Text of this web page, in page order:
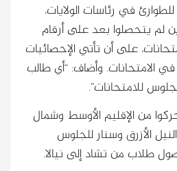
تجهيز 8 مراكز للطوارئ في رئاسات الولايات،
لم يتحصلوا بعد على أرقام
على أن تأتي الإحصائيات
الامتحانات. وأضاف: “أي طالب
للامتحانات”.
من الإقليم الأوسط وشمال
الأزرق وسنار للجلوس
طلاب من تشاد إلى نيالا.